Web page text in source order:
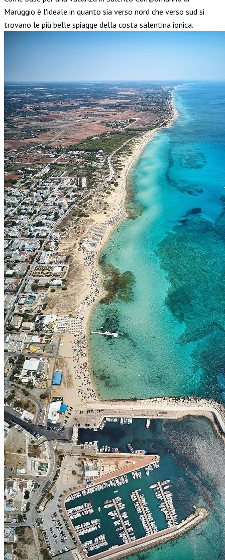
Maruggio è l'ideale in quanto sia verso nord che verso sud si
trovano le più belle spiagge della costa salentina ionica.